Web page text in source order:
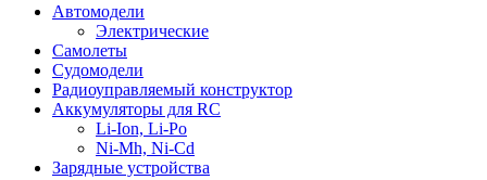
Автомодели
Электрические
Самолеты
Судомодели
Радиоуправляемый конструктор
Аккумуляторы для RC
Li-Ion, Li-Po
Ni-Mh, Ni-Cd
Зарядные устройства